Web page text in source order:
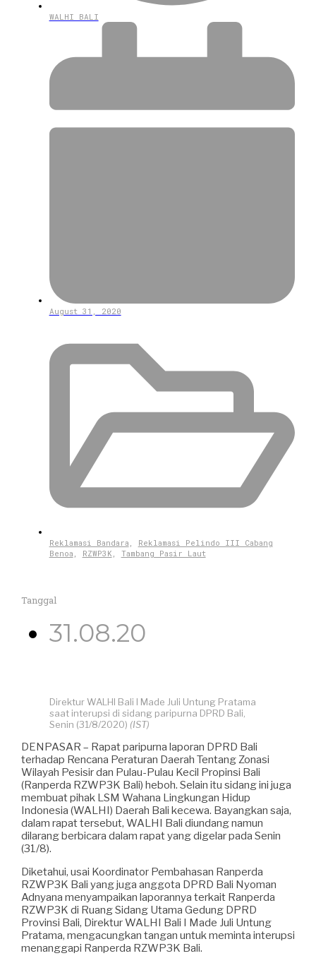
WALHI BALI
August 31, 2020
Reklamasi Bandara
Reklamasi Pelindo III Cabang
Benoa
RZWP3K Tambang Pasir Laut
Tanggal
31.08.20
Direktur WALHI Bali I Made Juli Untung Pratama
saat interupsi di sidang paripurna DPRD Bali,
Senin (31/8/2020) (IST)
DENPASAR – Rapat paripurna laporan DPRD Bali
terhadap Rencana Peraturan Daerah Tentang Zonasi
Wilayah Pesisir dan Pulau-Pulau Kecil Propinsi Bali
(Ranperda RZWP3K Bali) heboh. Selain itu sidang ini juga
membuat pihak LSM Wahana Lingkungan Hidup
Indonesia (WALHI) Daerah Bali kecewa. Bayangkan saja,
dalam rapat tersebut, WALHI Bali diundang namun
dilarang berbicara dalam rapat yang digelar pada Senin
(31/8).
Diketahui, usai Koordinator Pembahasan Ranperda
RZWP3K Bali yang juga anggota DPRD Bali Nyoman
Adnyana menyampaikan laporannya terkait Ranperda
RZWP3K di Ruang Sidang Utama Gedung DPRD
Provinsi Bali, Direktur WALHI Bali I Made Juli Untung
Pratama, mengacungkan tangan untuk meminta interupsi
menanggapi Ranperda RZWP3K Bali.